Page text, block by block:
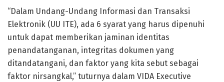
“Dalam Undang-Undang Informasi dan Transaksi
Elektronik (UU ITE), ada 6 syarat yang harus dipenuhi
untuk dapat memberikan jaminan identitas
penandatanganan, integritas dokumen yang
ditandatangani, dan faktor yang kita sebut sebagai
faktor nirsangkal,” tuturnya dalam VIDA Executive